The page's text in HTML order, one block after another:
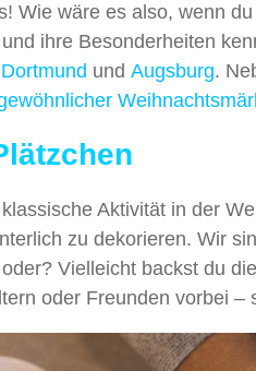
Wie wäre es also, wenn
ihre Besonderheiten
Dortmund und Augsburg.
Aktivität in der
zu dekorieren. Wir
Vielleicht backst du
oder Freunden vorbei